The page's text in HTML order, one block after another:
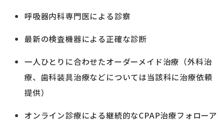
呼吸器内科専門医による診察
最新の検査機器による正確な診断
一人ひとりに合わせたオーダーメイド治療（外科治
療、歯科装具治療などについては当該科に治療依頼
提供）
オンライン診療による継続的なCPAP治療フォローア